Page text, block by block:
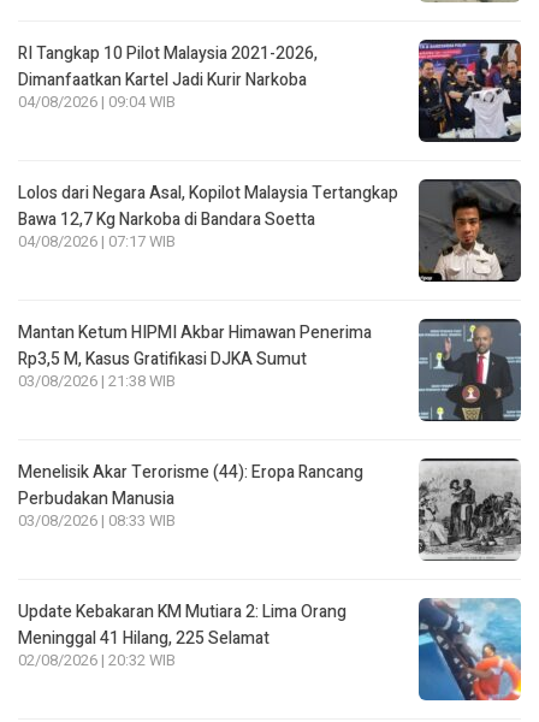
RI Tangkap 10 Pilot Malaysia 2021-2026,
Dimanfaatkan Kartel Jadi Kurir Narkoba
04/08/2026 | 09:04 WIB
Lolos dari Negara Asal, Kopilot Malaysia Tertangkap
Bawa 12,7 Kg Narkoba di Bandara Soetta
04/08/2026 | 07:17 WIB
Mantan Ketum HIPMI Akbar Himawan Penerima
Rp3,5 M, Kasus Gratifikasi DJKA Sumut
03/08/2026 | 21:38 WIB
Menelisik Akar Terorisme (44): Eropa Rancang
Perbudakan Manusia
03/08/2026 | 08:33 WIB
Update Kebakaran KM Mutiara 2: Lima Orang
Meninggal 41 Hilang, 225 Selamat
02/08/2026 | 20:32 WIB